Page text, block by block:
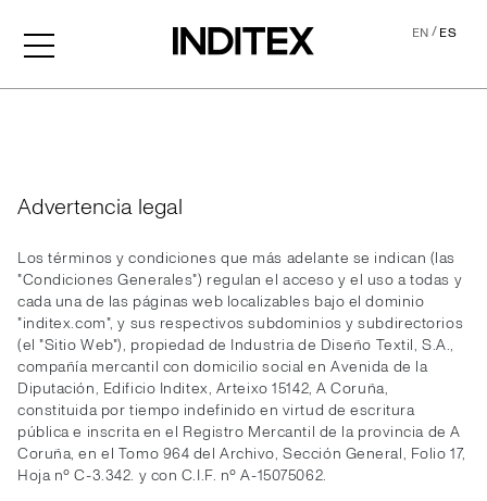
EN/ES
Advertencia legal
Los términos y condiciones que más adelante se indican (las
"Condiciones Generales") regulan el acceso y el uso a todas y
cada una de las páginas web localizables bajo el dominio
"inditex.com", y sus respectivos subdominios y subdirectorios
(el "Sitio Web"), propiedad de Industria de Diseño Textil, S.A.,
compañía mercantil con domicilio social en Avenida de la
Diputación, Edificio Inditex, Arteixo 15142, A Coruña,
constituida por tiempo indefinido en virtud de escritura
pública e inscrita en el Registro Mercantil de la provincia de A
Coruña, en el Tomo 964 del Archivo, Sección General, Folio 17,
Hoja nº C-3.342. y con C.I.F. nº A-15075062.